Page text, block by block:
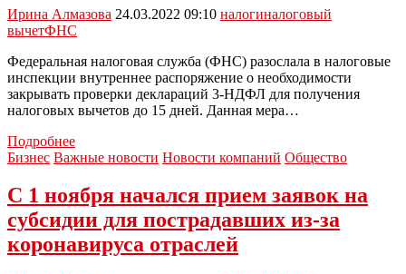
выдаче
кассовых
чеков
Ирина Алмазова 24.03.2022 09:10 налогиналоговый
вычетФНС
Федеральная налоговая служба (ФНС) разослала в налоговые
инспекции внутреннее распоряжение о необходимости
закрывать проверки деклараций 3-НДФЛ для получения
налоговых вычетов до 15 дней. Данная мера…
ПодробнееФНС
сократила
предоставления
налоговых
вычетов
для
россиян
Бизнес Важные новости Новости компаний Общество
С 1 ноября начался прием заявок на
субсидии для пострадавших из-за
коронавируса отраслей